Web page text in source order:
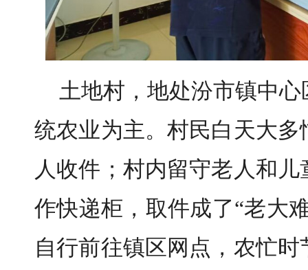
土地村，地处汾市镇中
统农业为主。村民白天大
人收件；村内留守老人和
作快递柜，取件成了“老大
自行前往镇区网点，农忙